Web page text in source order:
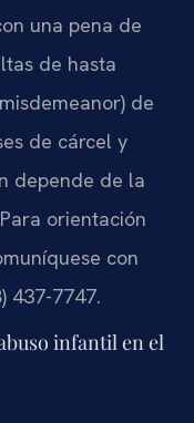
una pena de
de hasta
de
de cárcel y
depende de la
orientación
con
437-7747.
infantil en el